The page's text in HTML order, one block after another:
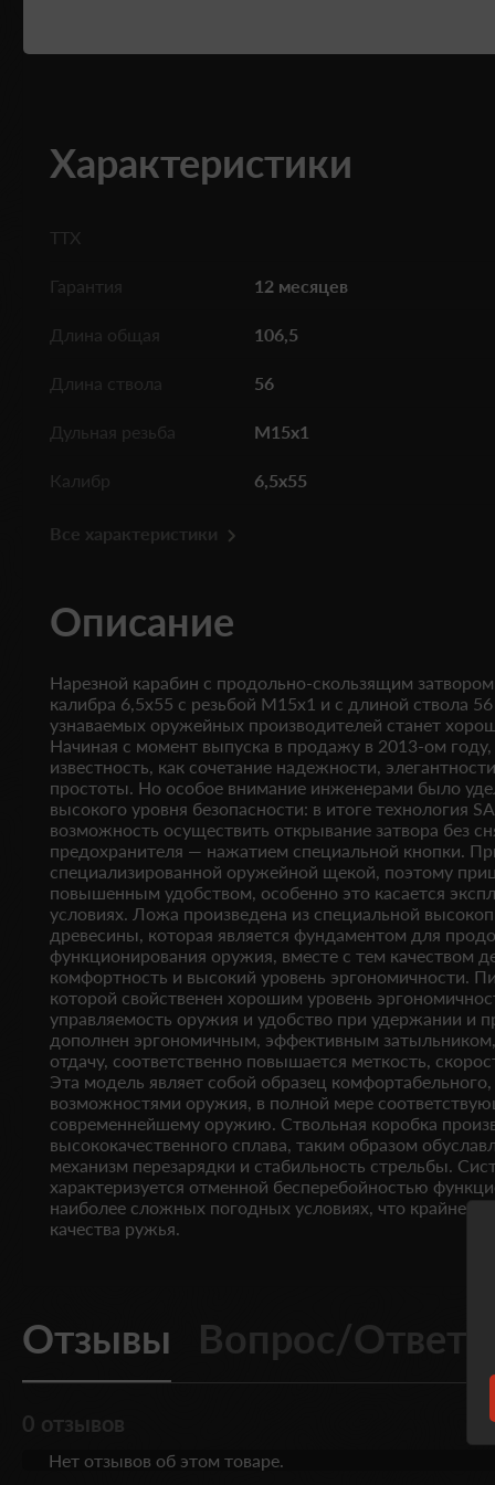
Характеристики
ТТХ
Гарантия 12 месяцев
Длина общая 106,5
Длина ствола 56
Дульная резьба M15x1
Калибр 6,5x55
Все характеристики
Описание
Нарезной карабин с продольно-скользящим
калибра 6,5x55 с резьбой М15х1 и с длиной ствола
узнаваемых оружейных производителей станет
Начиная с момент выпуска в продажу в 2013-ом
известность, как сочетание надежности,
простоты. Но особое внимание инженерами было
высокого уровня безопасности: в итоге технология
возможность осуществить открывание затвора без
предохранителя — нажатием специальной кнопки.
специализированной оружейной щекой, поэтому
повышенным удобством, особенно это касается
условиях. Ложа произведена из специальной
древесины, которая является фундаментом для
функционирования оружия, вместе с тем качеством
комфортность и высокий уровень эргономичности.
которой свойственен хорошим уровень
управляемость оружия и удобство при удержании и
дополнен эргономичным, эффективным
отдачу, соответственно повышается меткость,
Эта модель являет собой образец
возможностями оружия, в полной мере
современнейшему оружию. Ствольная коробка
высококачественного сплава, таким образом
механизм перезарядки и стабильность стрельбы.
характеризуется отменной бесперебойностью
наиболее сложных погодных условиях, что крайне
качества ружья.
Отзывы Вопрос/Ответ
0 отзывов
Нет отзывов об этом товаре.